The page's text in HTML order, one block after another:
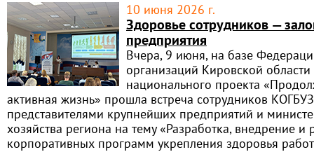
10 июня 2026 г.
Здоровье сотрудников —
предприятия
Вчера, 9 июня, на базе
организаций Кировской
национального проекта
активная жизнь» прошла встреча сотрудников
представителями крупнейших предприятий и
хозяйства региона на тему «Разработка, внедрение и
корпоративных программ укрепления здоровья